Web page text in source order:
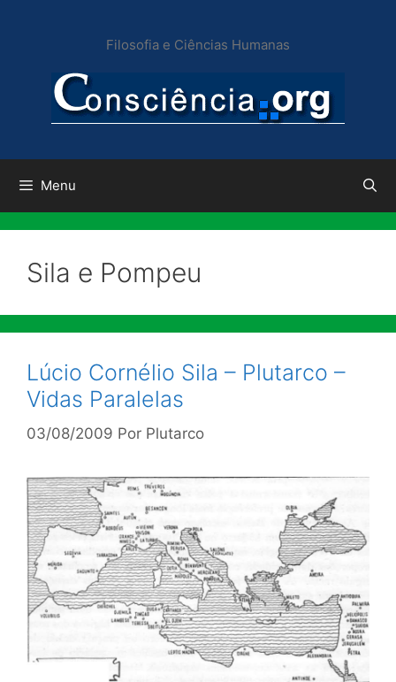
conteúdo
Filosofia e Ciências Humanas
Menu
Sila e Pompeu
Lúcio Cornélio Sila – Plutarco –
Vidas Paralelas
03/08/2009 Por Plutarco